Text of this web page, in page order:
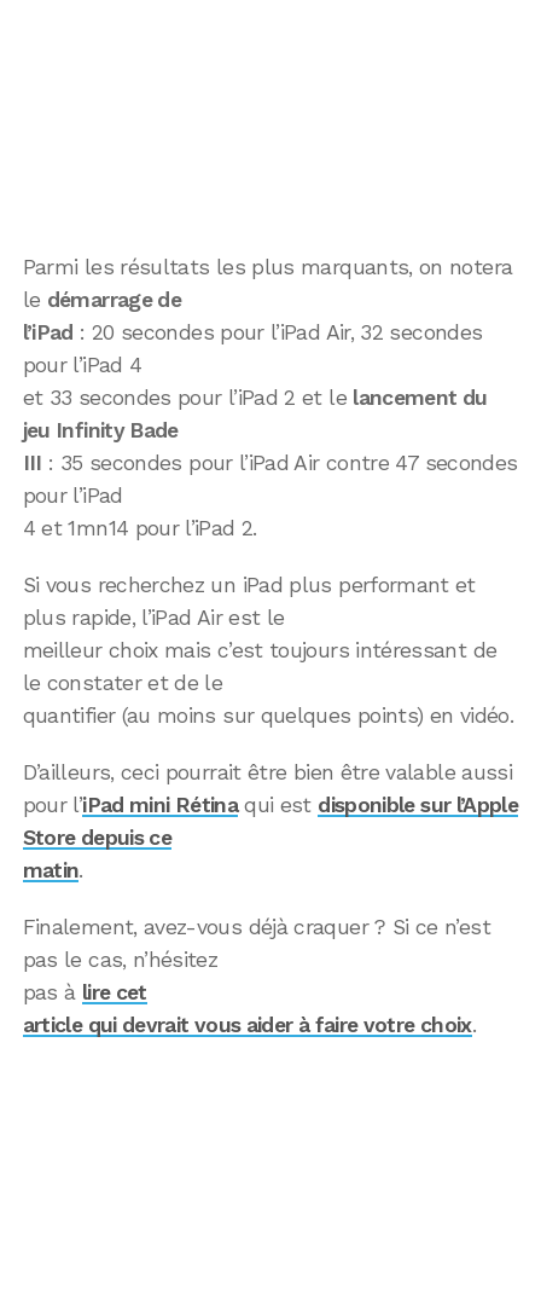
Parmi les résultats les plus marquants, on notera
le démarrage de
l’iPad : 20 secondes pour l’iPad Air, 32 secondes
pour l’iPad 4
et 33 secondes pour l’iPad 2 et le lancement du
jeu Infinity Bade
III : 35 secondes pour l’iPad Air contre 47 secondes
pour l’iPad
4 et 1mn14 pour l’iPad 2.
Si vous recherchez un iPad plus performant et
plus rapide, l’iPad Air est le
meilleur choix mais c’est toujours intéressant de
le constater et de le
quantifier (au moins sur quelques points) en vidéo.
D’ailleurs, ceci pourrait être bien être valable aussi
pour l’iPad mini Rétinaqui est disponible sur l’Apple
Store depuis ce
matin.
Finalement, avez-vous déjà craquer ? Si ce n’est
pas le cas, n’hésitez
pas à lire cet
article qui devrait vous aider à faire votre choix.